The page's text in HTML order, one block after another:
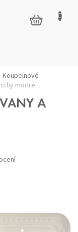
NÁKUPNÍ
KOŠÍK
Koupelnové
modré
VANY A